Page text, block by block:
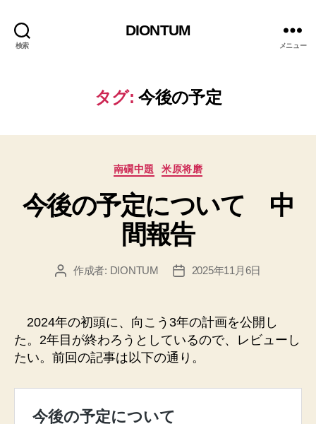
検索
DIONTUM
メニュー
タグ: 今後の予定
カ
ゴ
リ
ー
南礀中題 米原将磨
今後の予定について 中
間報告
投 作成者: DIONTUM
投
2025年11月6日
2024年の初頭に、向こう3年の計画を公開し
た。2年目が終わろうとしているので、レビューし
たい。前回の記事は以下の通り。